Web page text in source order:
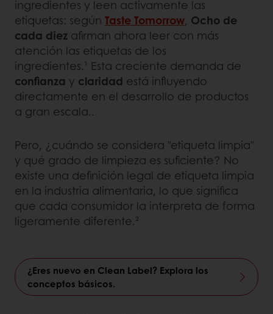
ingredientes y leen activamente las
etiquetas: según Taste Tomorrow, Ocho de
cada diez afirman ahora leer con más
atención las etiquetas de los
ingredientes.¹ Esta creciente demanda de
confianza y claridad está influyendo
directamente en el desarrollo de productos
a gran escala..
Pero, ¿cuándo se considera "etiqueta limpia"
y qué grado de limpieza es suficiente? No
existe una definición legal de etiqueta limpia
en la industria alimentaria, lo que significa
que cada consumidor la interpreta de forma
ligeramente diferente.²
¿Eres nuevo en Clean Label? Explora los
conceptos básicos.